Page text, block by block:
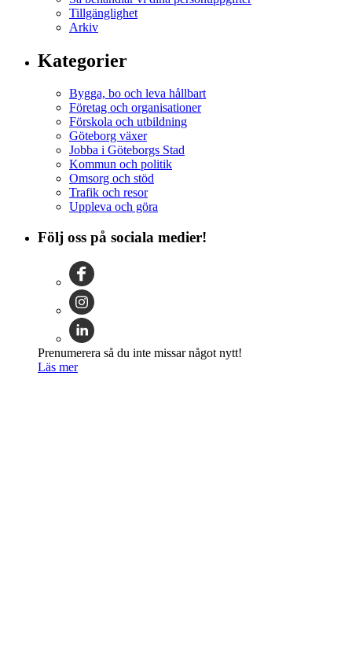
Tillgänglighet
Arkiv
Kategorier
Bygga, bo och leva hållbart
Företag och organisationer
Förskola och utbildning
Göteborg växer
Jobba i Göteborgs Stad
Kommun och politik
Omsorg och stöd
Trafik och resor
Uppleva och göra
Följ oss på sociala medier!
Prenumerera så du inte missar något nytt!
Läs mer